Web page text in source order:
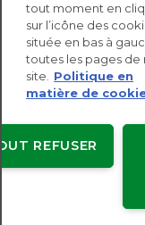
ÉVALUATIONS
RESSOURCES
À PROPOS
Copyright ©
Accords avec les
Confidentialité
tout moment en
sur l’icône des
située en bas à
toutes les pages de
site.
Politique en
matière de
REFUSER